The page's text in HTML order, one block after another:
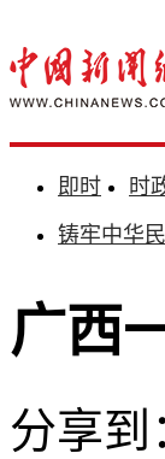
即时 时
铸牢中华
广西
分享到